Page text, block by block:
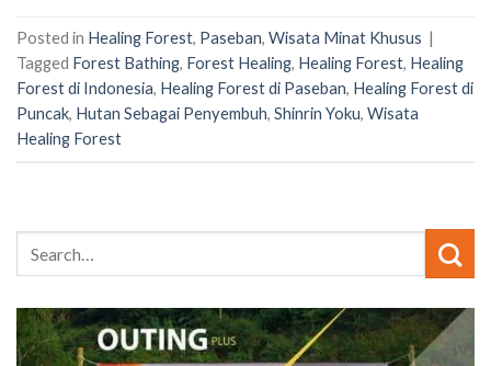
Posted in Healing Forest, Paseban, Wisata Minat Khusus |
Tagged Forest Bathing, Forest Healing, Healing Forest, Healing
Forest di Indonesia, Healing Forest di Paseban, Healing Forest di
Puncak, Hutan Sebagai Penyembuh, Shinrin Yoku, Wisata
Healing Forest